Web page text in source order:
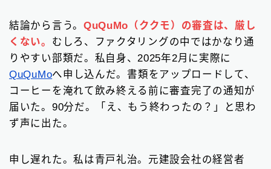
▼無料の見積もりがオススメ
結論から言う。 QuQuMo（ククモ）の審査は、厳し
くない。 むしろ、ファクタリングの中ではかなり通
りやすい部類だ。私自身、2025年2月に実際に
QuQuMoへ申し込んだ。書類をアップロードして、
コーヒーを淹れて飲み終える前に審査完了の通知が
届いた。90分だ。「え、もう終わったの？」と思わ
ず声に出た。
申し遅れた。私は青戸礼治。元建設会社の経営者